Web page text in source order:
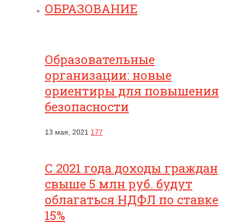
ОБРАЗОВАНИЕ
Образовательные
организации: новые
ориентиры для повышения
безопасности
13 мая, 2021 177
С 2021 года доходы граждан
свыше 5 млн руб. будут
облагаться НДФЛ по ставке
15%